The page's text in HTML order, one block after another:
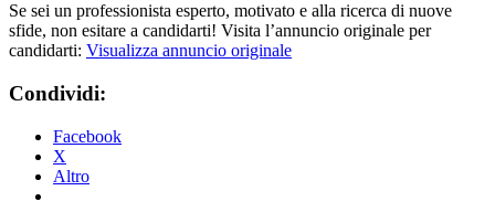
Se sei un professionista esperto, motivato e alla ricerca di nuove
sfide, non esitare a candidarti! Visita l’annuncio originale per
candidarti: Visualizza annuncio originale
Condividi:
Facebook
X
Altro